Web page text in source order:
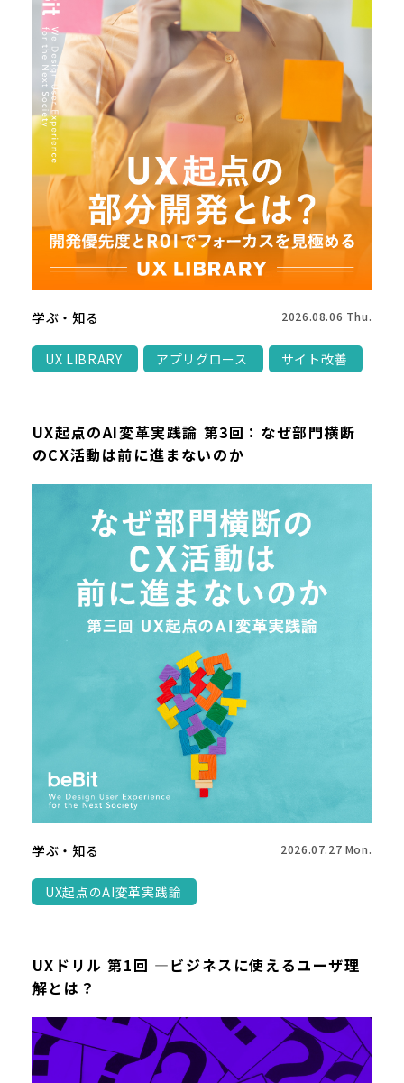
学ぶ・知る 2026.08.06 Thu.
UX LIBRARY アプリグロース サイト改善
UX起点のAI変革実践論 第3回：なぜ部門横断
のCX活動は前に進まないのか
学ぶ・知る 2026.07.27 Mon.
UX起点のAI変革実践論
UXドリル 第1回 ―ビジネスに使えるユーザ理
解とは？